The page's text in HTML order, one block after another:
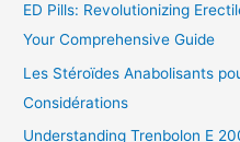
ED Pills: Revolutionizing
Your Comprehensive Guide
Les Stéroïdes Anabolisants
Considérations
Understanding Trenbolon E